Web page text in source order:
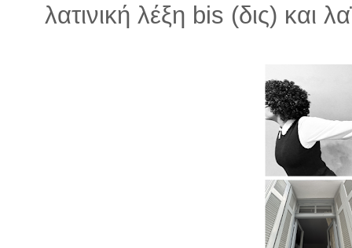
λατινική λέξη bis (δις) και